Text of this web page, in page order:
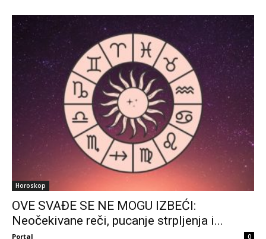
Horoskop
OVE SVAĐE SE NE MOGU IZBEĆI:
Neočekivane reči, pucanje strpljenja i...
Portal 0